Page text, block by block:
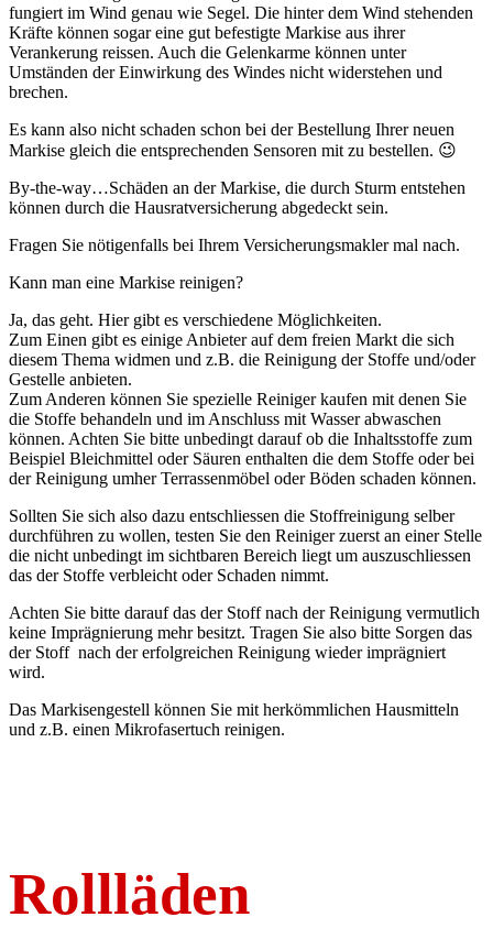
fungiert im Wind genau wie Segel. Die hinter dem Wind stehenden
Kräfte können sogar eine gut befestigte Markise aus ihrer
Verankerung reissen. Auch die Gelenkarme können unter
Umständen der Einwirkung des Windes nicht widerstehen und
brechen.
Es kann also nicht schaden schon bei der Bestellung Ihrer neuen
Markise gleich die entsprechenden Sensoren mit zu bestellen. 😉
By-the-way…Schäden an der Markise, die durch Sturm entstehen
können durch die Hausratversicherung abgedeckt sein.
Fragen Sie nötigenfalls bei Ihrem Versicherungsmakler mal nach.
Kann man eine Markise reinigen?
Ja, das geht. Hier gibt es verschiedene Möglichkeiten.
Zum Einen gibt es einige Anbieter auf dem freien Markt die sich
diesem Thema widmen und z.B. die Reinigung der Stoffe und/oder
Gestelle anbieten.
Zum Anderen können Sie spezielle Reiniger kaufen mit denen Sie
die Stoffe behandeln und im Anschluss mit Wasser abwaschen
können. Achten Sie bitte unbedingt darauf ob die Inhaltsstoffe zum
Beispiel Bleichmittel oder Säuren enthalten die dem Stoffe oder bei
der Reinigung umher Terrassenmöbel oder Böden schaden können.
Sollten Sie sich also dazu entschliessen die Stoffreinigung selber
durchführen zu wollen, testen Sie den Reiniger zuerst an einer Stelle
die nicht unbedingt im sichtbaren Bereich liegt um auszuschliessen
das der Stoffe verbleicht oder Schaden nimmt.
Achten Sie bitte darauf das der Stoff nach der Reinigung vermutlich
keine Imprägnierung mehr besitzt. Tragen Sie also bitte Sorgen das
der Stoff nach der erfolgreichen Reinigung wieder imprägniert
wird.
Das Markisengestell können Sie mit herkömmlichen Hausmitteln
und z.B. einen Mikrofasertuch reinigen.
Rollläden